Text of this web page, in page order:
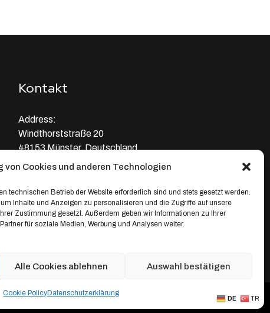
von Cookies und anderen Technologien
technischen Betrieb der Website erforderlich sind und stets gesetzt werden.
Inhalte und Anzeigen zu personalisieren und die Zugriffe auf unsere
Zustimmung gesetzt. Außerdem geben wir Informationen zu Ihrer
für soziale Medien, Werbung und Analysen weiter.
Alle Cookies ablehnen Auswahl bestätigen
Cookie PolicyDatenschutz­erklärung
Kontakt
Address:
Windthorststraße 20
48153 Münster, Deutschland
+4917664335685
Email
service@depixweb.de
Creative Projects DE TR